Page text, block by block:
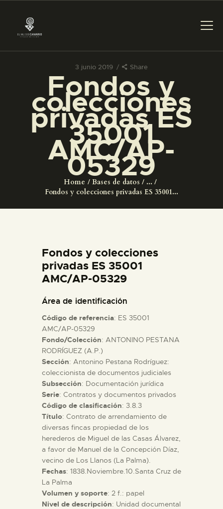
3 junio 2019 Share
Fondos y
colecciones
privadas ES
35001
AMC/AP-
05329
Home Bases de datos
...
Fondos y colecciones privadas ES 35001...
PREPARAR LA VISITA
ACTIVIDADES
█
EL MUSEO
ESPAÑOL
ACTIVIDADES
█
EL MUSEO
COLECCIONES
DIDÁCTICA
ESPAÑOL
Fondos y colecciones
privadas ES 35001
AMC/AP-05329
Área de identificación
Código de referencia: ES 35001
AMC/AP-05329
Fondo/Colección: ANTONINO PESTANA
RODRÍGUEZ (A.P.)
Sección: Antonino Pestana Rodríguez:
coleccionista de documentos judiciales
Subsección: Documentación jurídica
Serie: Contratos y documentos privados
Código de clasificación: 3.8.3
Título: Contrato de arrendamiento de
diversas fincas propiedad de los
herederos de Miguel de las Casas Álvarez,
a favor de Manuel de la Concepción Díaz,
vecino de Los Llanos (La Palma).
Fechas: 1838.Noviembre.10.Santa Cruz de
La Palma
Volumen y soporte: 2 f.: papel
Nivel de descripción: Unidad documental